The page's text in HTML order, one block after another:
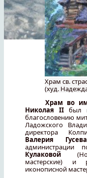
Храм св.
(худ.
Храм во имя
Николая II был
благословению
Ладожского
директора
Валерия Гусева
администрации
Кулаковой
мастерские) и
иконописной